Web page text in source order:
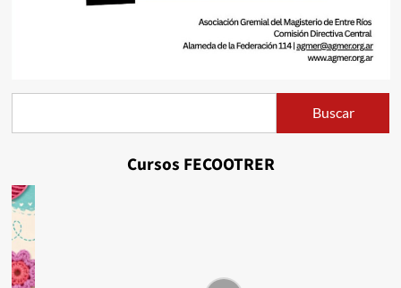
Buscar
Cursos FECOOTRER